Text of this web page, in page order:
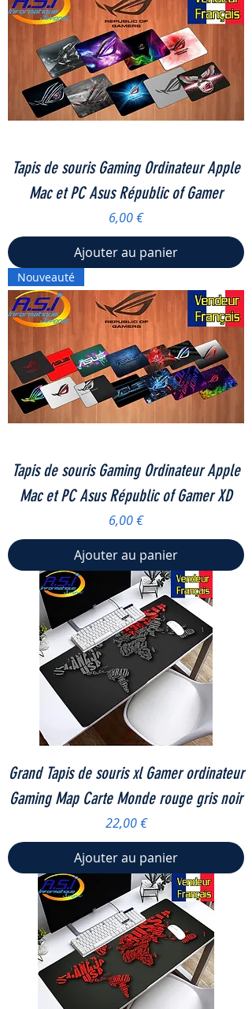
Tapis de souris Gaming Ordinateur Apple
Mac et PC Asus Républic of Gamer
Prix
6,00 €
Ajouter au panier
Nouveauté
Tapis de souris Gaming Ordinateur Apple
Mac et PC Asus Républic of Gamer XD
Prix
6,00 €
Ajouter au panier
Grand Tapis de souris xl Gamer ordinateur
Gaming Map Carte Monde rouge gris noir
Prix
22,00 €
Ajouter au panier